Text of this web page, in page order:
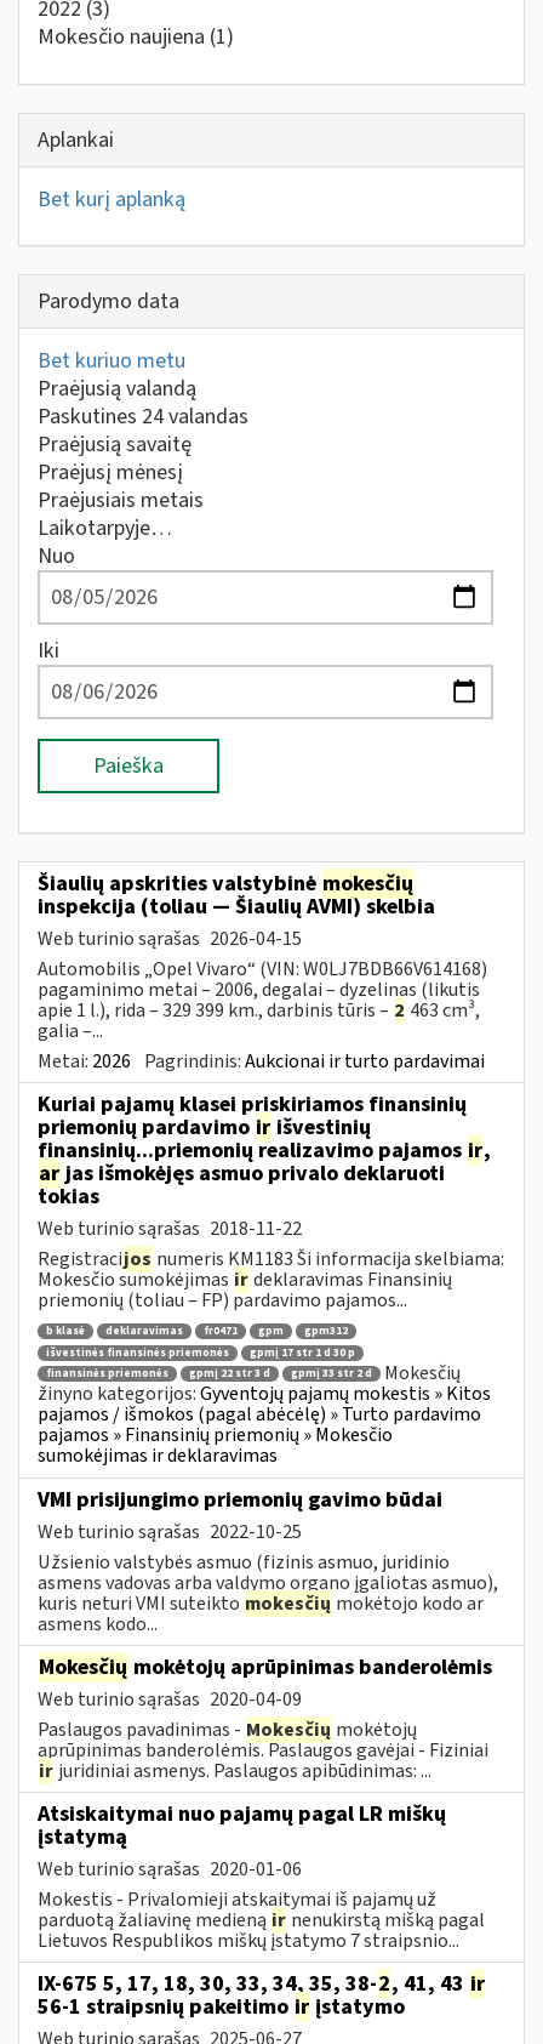
2022 (3)
Mokesčio naujiena (1)
Aplankai
Bet kurį aplanką
Parodymo data
Bet kuriuo metu
Praėjusią valandą
Paskutines 24 valandas
Praėjusią savaitę
Praėjusį mėnesį
Praėjusiais metais
Laikotarpyje…
Nuo
Iki
Paieška
Šiaulių apskrities valstybinė mokesčių
inspekcija (toliau — Šiaulių AVMI) skelbia
Web turinio sąrašas 2026-04-15
Automobilis „Opel Vivaro“ (VIN: W0LJ7BDB66V614168)
pagaminimo metai – 2006, degalai – dyzelinas (likutis
apie 1 l.), rida – 329 399 km., darbinis tūris – 2 463 cm³,
galia –...
Metai: 2026 Pagrindinis:Aukcionai ir turto pardavimai
Kuriai pajamų klasei priskiriamos finansinių
priemonių pardavimo ir išvestinių
finansinių...priemonių realizavimo pajamos ir,
arjas išmokėjęs asmuo privalo deklaruoti
tokias
Web turinio sąrašas 2018-11-22
Registracijos numeris KM1183 Ši informacija skelbiama:
Mokesčio sumokėjimas irdeklaravimas Finansinių
priemonių (toliau – FP) pardavimo pajamos...
b klasė deklaravimas fr0471 gpm
gpm312
išvestinės finansinės priemonės
gpmį 17 str 1 d 30 p
finansinės priemonės
gpmį 22 str 3 d gpmį 33 str 2 d
Mokesčių
žinyno kategorijos:Gyventojų pajamų mokestis » Kitos
pajamos / išmokos (pagal abėcėlę) » Turto pardavimo
pajamos » Finansinių priemonių » Mokesčio
sumokėjimas ir deklaravimas
VMI prisijungimo priemonių gavimo būdai
Web turinio sąrašas 2022-10-25
Užsienio valstybės asmuo (fizinis asmuo, juridinio
asmens vadovas arba valdymo organo įgaliotas asmuo),
kuris neturi VMI suteikto mokesčių mokėtojo kodo ar
asmens kodo...
Mokesčių mokėtojų aprūpinimas banderolėmis
Web turinio sąrašas 2020-04-09
Paslaugos pavadinimas - Mokesčių mokėtojų
aprūpinimas banderolėmis. Paslaugos gavėjai - Fiziniai
ir juridiniai asmenys. Paslaugos apibūdinimas: ...
Atsiskaitymai nuo pajamų pagal LR miškų
įstatymą
Web turinio sąrašas 2020-01-06
Mokestis - Privalomieji atskaitymai iš pajamų už
parduotą žaliavinę medieną ir nenukirstą mišką pagal
Lietuvos Respublikos miškų įstatymo 7 straipsnio...
IX-675 5, 17, 18, 30, 33, 34, 35, 38-2, 41, 43 ir
56-1 straipsnių pakeitimo ir įstatymo
Web turinio sąrašas 2025-06-27